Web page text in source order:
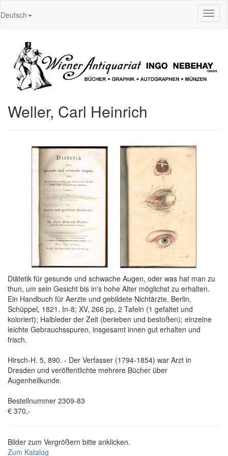
Deutsch
Weller, Carl Heinrich
Diätetik für gesunde und schwache Augen, oder was hat man zu
thun, um sein Gesicht bis in's hohe Alter möglichst zu erhalten.
Ein Handbuch für Aerzte und gebildete Nichtärzte. Berlin,
Schüppel, 1821. In-8; XV, 266 pp, 2 Tafeln (1 gefaltet und
koloriert); Halbleder der Zeit (berieben und bestoßen); einzelne
leichte Gebrauchsspuren, insgesamt innen gut erhalten und
frisch.
Hirsch-H. 5, 890. - Der Verfasser (1794-1854) war Arzt in
Dresden und veröffentlichte mehrere Bücher über
Augenheilkunde.
Bestellnummer 2309-83
€ 370,-
Bilder zum Vergrößern bitte anklicken.
Zum Katalog